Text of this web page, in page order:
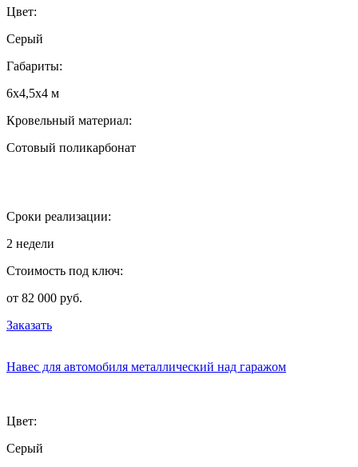
Цвет:
Серый
Габариты:
6х4,5х4 м
Кровельный материал:
Сотовый поликарбонат
Сроки реализации:
2 недели
Стоимость под ключ:
от 82 000 руб.
Заказать
Навес для автомобиля металлический над гаражом
Цвет:
Серый